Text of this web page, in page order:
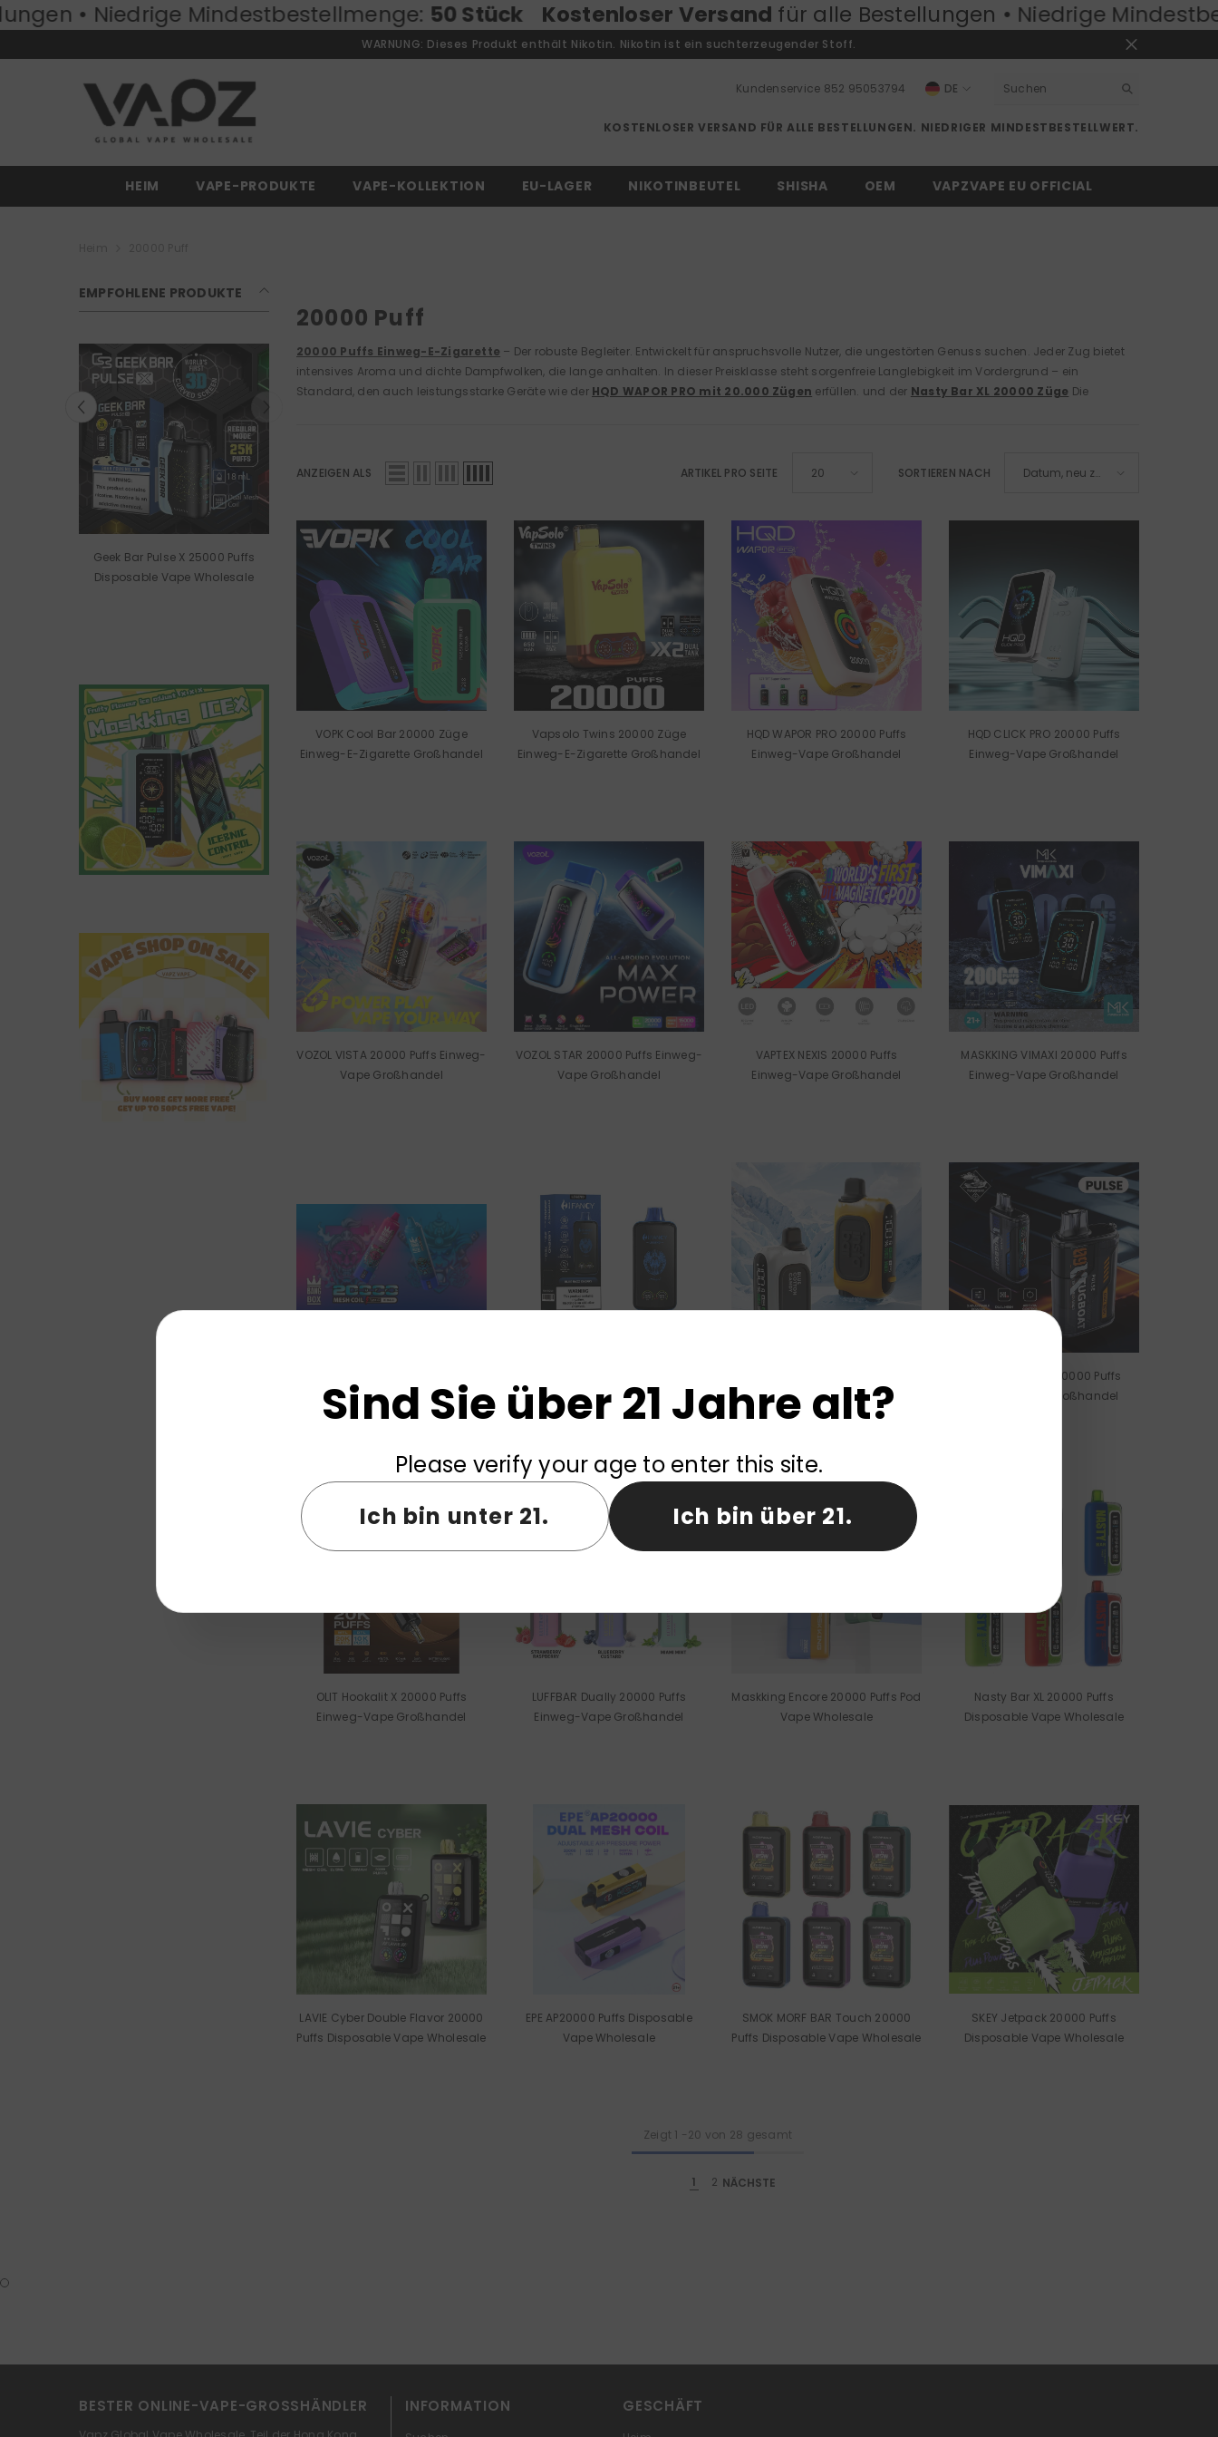
ZUM INHALT SPRINGEN 50 Stück Kostenloser Versandfür alle Bestellungen • Niedrige Mindestbestellmenge:50
WARNUNG: Dieses Produkt enthält Nikotin. Nikotin ist ein suchterzeugender Stoff.
Kundenservice 852 95053794
DE
KOSTENLOSER VERSAND FÜR ALLE BESTELLUNGEN. NIEDRIGER MINDESTBESTELLWERT.
HEIM VAPE-PRODUKTE VAPE-KOLLEKTION EU-LAGER NIKOTINBEUTEL SHISHA OEM VAPZVAPE EU OFFICIAL
EMPFOHLENE PRODUKTE
Geek Bar Pulse X 25000 Puffs
Disposable Vape Wholesale
20000 Puff
20000 Puffs Einweg-E-Zigarette – Der robuste Begleiter. Entwickelt für anspruchsvolle Nutzer, die ungestörten Genuss suchen. Jeder Zug bietet
intensives Aroma und dichte Dampfwolken, die lange anhalten. In dieser Preisklasse steht sorgenfreie Langlebigkeit im Vordergrund – ein
Standard, den auch leistungsstarke Geräte wie der HQD WAPOR PRO mit 20.000 Zügen erfüllen. und der Nasty Bar XL 20000 Züge Die
ANZEIGEN ALS ARTIKEL PRO SEITE 20 SORTIEREN NACH
Datum, neu zu
VOPK Cool Bar 20000 Züge
Einweg-E-Zigarette Großhandel
Vapsolo Twins 20000 Züge
Einweg-E-Zigarette Großhandel
HQD WAPOR PRO 20000 Puffs
Einweg-Vape Großhandel
HQD CLICK PRO 20000 Puffs
Einweg-Vape Großhandel
VOZOL VISTA 20000 Puffs Einweg-
Vape Großhandel
VOZOL STAR 20000 Puffs Einweg-
Vape Großhandel
VAPTEX NEXIS 20000 Puffs
Einweg-Vape Großhandel
MASKKING VIMAXI 20000 Puffs
Einweg-Vape Großhandel
Vape Großhandel
Züge Einweg-E-Zigarette
Großhandel
Vape Großhandel
TUGBOAT Pulse 20000 Puffs
Einweg-Vape Großhandel
OLIT Hookalit X 20000 Puffs
Einweg-Vape Großhandel
LUFFBAR Dually 20000 Puffs
Einweg-Vape Großhandel
Maskking Encore 20000 Puffs Pod
Vape Wholesale
Nasty Bar XL 20000 Puffs
Disposable Vape Wholesale
LAVIE Cyber Double Flavor 20000
Puffs Disposable Vape Wholesale
EPE AP20000 Puffs Disposable
Vape Wholesale
SMOK MORF BAR Touch 20000
Puffs Disposable Vape Wholesale
SKEY Jetpack 20000 Puffs
Disposable Vape Wholesale
Zeigt 1 -20 von 28 gesamt
1 2 NÄCHSTE
BESTER ONLINE-VAPE-GROSSHÄNDLER INFORMATION GESCHÄFT
Sind Sie über 21 Jahre alt?
Please verify your age to enter this site.
Ich bin unter 21.
Ich bin über 21.